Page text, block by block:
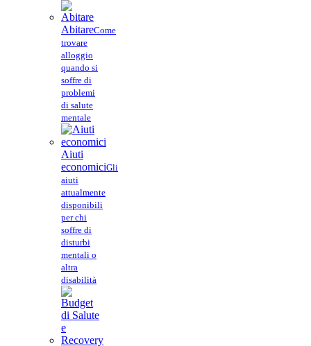
AbitareCome
trovare
alloggio
quando si
soffre di
problemi
di salute
mentale
Aiuti
economiciGli
aiuti
attualmente
disponibili
per chi
soffre di
disturbi
mentali o
altra
disabilità